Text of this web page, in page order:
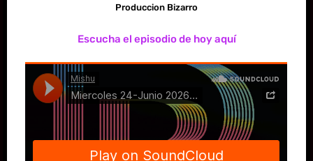
Produccion Bizarro
Escucha el episodio de hoy aquí